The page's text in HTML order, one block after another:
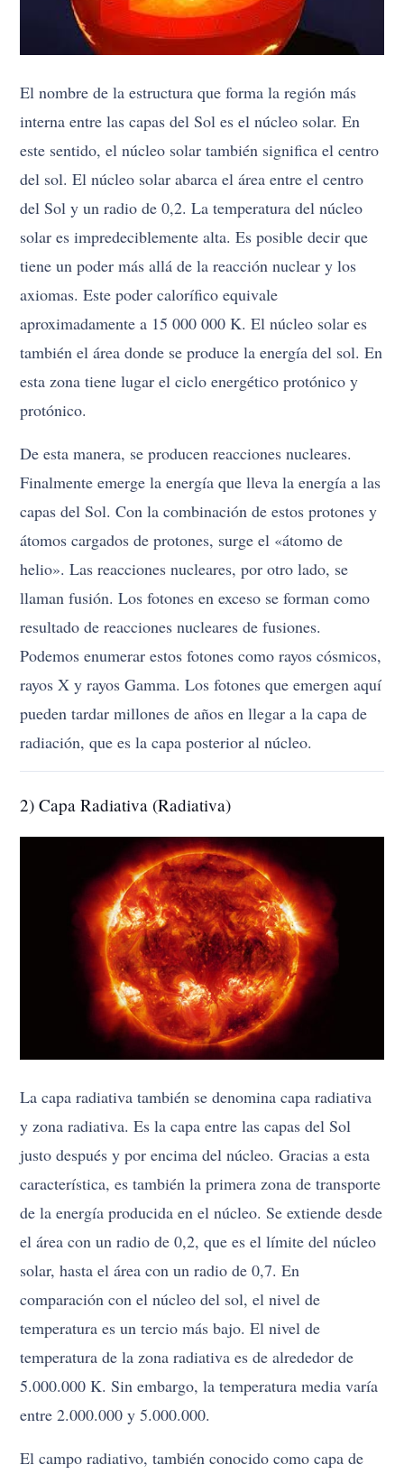
El nombre de la estructura que forma la región más
interna entre las capas del Sol es el núcleo solar. En
este sentido, el núcleo solar también significa el centro
del sol. El núcleo solar abarca el área entre el centro
del Sol y un radio de 0,2. La temperatura del núcleo
solar es impredeciblemente alta. Es posible decir que
tiene un poder más allá de la reacción nuclear y los
axiomas. Este poder calorífico equivale
aproximadamente a 15 000 000 K. El núcleo solar es
también el área donde se produce la energía del sol. En
esta zona tiene lugar el ciclo energético protónico y
protónico.
De esta manera, se producen reacciones nucleares.
Finalmente emerge la energía que lleva la energía a las
capas del Sol. Con la combinación de estos protones y
átomos cargados de protones, surge el «átomo de
helio». Las reacciones nucleares, por otro lado, se
llaman fusión. Los fotones en exceso se forman como
resultado de reacciones nucleares de fusiones.
Podemos enumerar estos fotones como rayos cósmicos,
rayos X y rayos Gamma. Los fotones que emergen aquí
pueden tardar millones de años en llegar a la capa de
radiación, que es la capa posterior al núcleo.
2) Capa Radiativa (Radiativa)
La capa radiativa también se denomina capa radiativa
y zona radiativa. Es la capa entre las capas del Sol
justo después y por encima del núcleo. Gracias a esta
característica, es también la primera zona de transporte
de la energía producida en el núcleo. Se extiende desde
el área con un radio de 0,2, que es el límite del núcleo
solar, hasta el área con un radio de 0,7. En
comparación con el núcleo del sol, el nivel de
temperatura es un tercio más bajo. El nivel de
temperatura de la zona radiativa es de alrededor de
5.000.000 K. Sin embargo, la temperatura media varía
entre 2.000.000 y 5.000.000.
El campo radiativo, también conocido como capa de